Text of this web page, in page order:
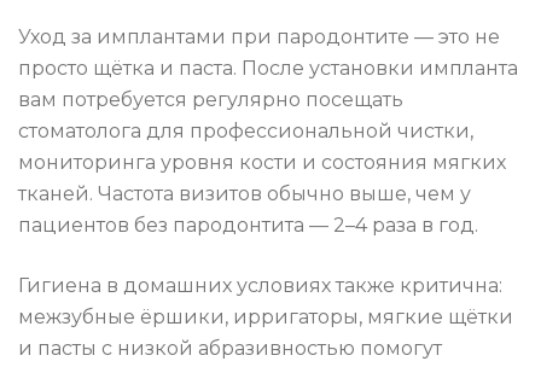
Уход за имплантами при пародонтите — это не
просто щётка и паста. После установки импланта
вам потребуется регулярно посещать
стоматолога для профессиональной чистки,
мониторинга уровня кости и состояния мягких
тканей. Частота визитов обычно выше, чем у
пациентов без пародонтита — 2–4 раза в год.
Гигиена в домашних условиях также критична:
межзубные ёршики, ирригаторы, мягкие щётки
и пасты с низкой абразивностью помогут